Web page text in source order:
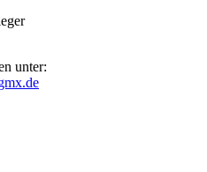
unter: